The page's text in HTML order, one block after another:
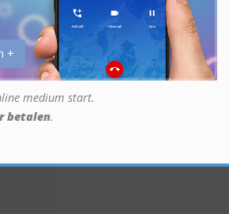
+
medium start.
betalen.